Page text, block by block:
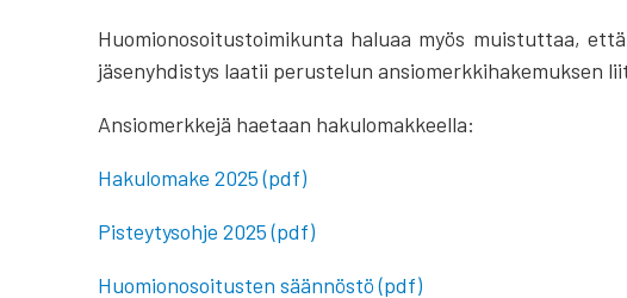
Huomionosoitustoimikunta haluaa myös muistuttaa,
jäsenyhdistys laatii perustelun ansiomerkkihakemuksen
Ansiomerkkejä haetaan hakulomakkeella:
Hakulomake 2025 (pdf)
Pisteytysohje 2025 (pdf)
Huomionosoitusten säännöstö (pdf)